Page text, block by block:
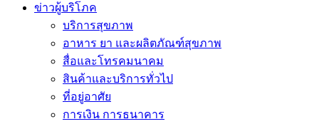
ข่าวผู้บริโภค
บริการสุขภาพ
อาหาร ยา และผลิตภัณฑ์สุขภาพ
สื่อและโทรคมนาคม
สินค้าและบริการทั่วไป
ที่อยู่อาศัย
การเงิน การธนาคาร